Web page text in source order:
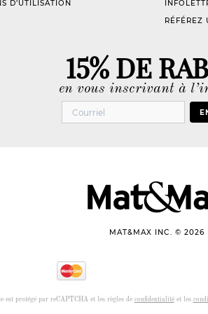
D’UTILISATION
RÉFÉREZ
15% DE
en vous inscrivant à
MAT&MAX INC. © 2026
est protégé par reCAPTCHA et les règles de confidentialitéet les